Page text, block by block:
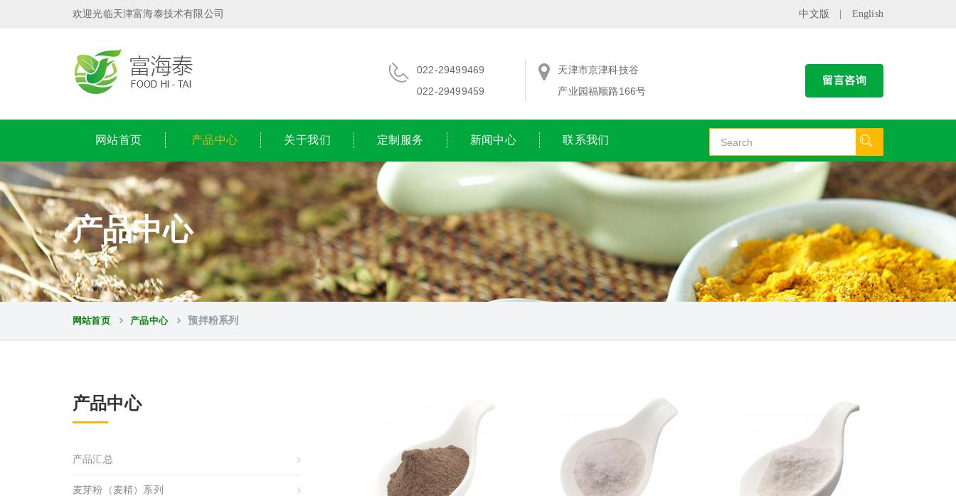
欢迎光临天津富海泰技术有限公司 中文版 English
天津市京津科技谷
产业园福顺路166号
022-29499469
022-29499459
留言咨询
网站首页 产品中心 关于我们 定制服务 新闻中心 联系我们
产品中心
网站首页 产品中心 预拌粉系列
产品中心
产品汇总
麦芽粉（麦精）系列